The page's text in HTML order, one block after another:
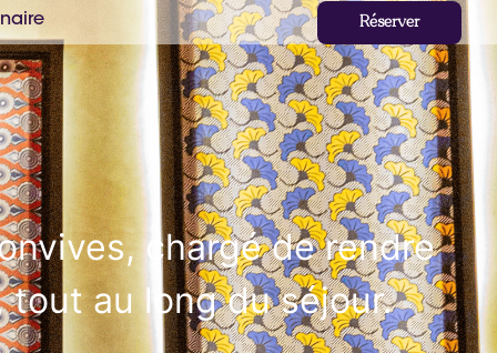
chargé de rendre
au long du séjour.
Réserver